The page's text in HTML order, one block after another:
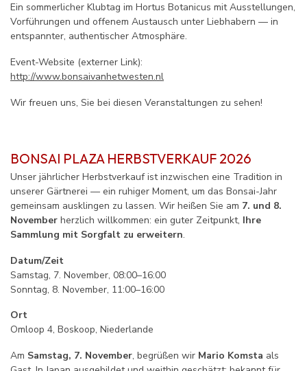
Ein sommerlicher Klubtag im Hortus Botanicus mit Ausstellungen,
Vorführungen und offenem Austausch unter Liebhabern — in
entspannter, authentischer Atmosphäre.
Event-Website (externer Link):
http://www.bonsaivanhetwesten.nl
Wir freuen uns, Sie bei diesen Veranstaltungen zu sehen!
BONSAI PLAZA HERBSTVERKAUF 2026
Unser jährlicher Herbstverkauf ist inzwischen eine Tradition in
unserer Gärtnerei — ein ruhiger Moment, um das Bonsai-Jahr
gemeinsam ausklingen zu lassen. Wir heißen Sie am 7. und 8.
November herzlich willkommen: ein guter Zeitpunkt, Ihre
Sammlung mit Sorgfalt zu erweitern.
Datum/Zeit
Samstag, 7. November, 08:00–16:00
Sonntag, 8. November, 11:00–16:00
Ort
Omloop 4, Boskoop, Niederlande
Am Samstag, 7. November, begrüßen wir Mario Komsta als